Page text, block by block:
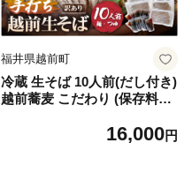
福井県越前町
冷蔵 生そば 10人前(だし付き)
越前蕎麦 こだわり (保存料・
しいそばのゆで方ポイント付
16,000円